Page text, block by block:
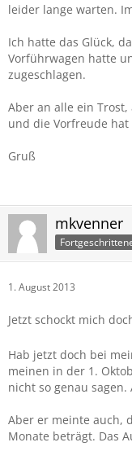
leider lange warten.
Ich hatte das Glück,
Vorführwagen hatte
zugeschlagen.
Aber an alle ein
und die Vorfreude
Gruß
mkvenner
1. August 2013
Jetzt schockt mich
Hab jetzt doch bei
meinen in der 1.
nicht so genau
Aber er meinte auch,
Monate beträgt. Das